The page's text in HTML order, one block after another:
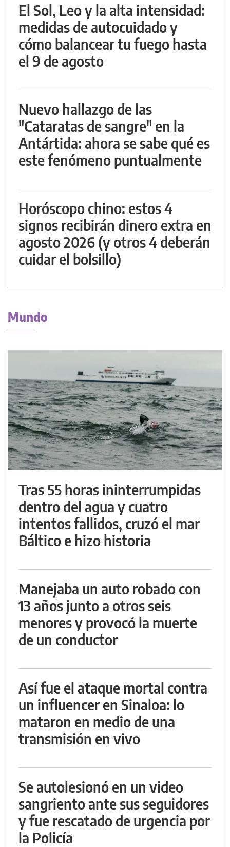
El Sol, Leo y la alta intensidad:
medidas de autocuidado y
cómo balancear tu fuego hasta
el 9 de agosto
Nuevo hallazgo de las
"Cataratas de sangre" en la
Antártida: ahora se sabe qué es
este fenómeno puntualmente
Horóscopo chino: estos 4
signos recibirán dinero extra en
agosto 2026 (y otros 4 deberán
cuidar el bolsillo)
Mundo
Tras 55 horas ininterrumpidas
dentro del agua y cuatro
intentos fallidos, cruzó el mar
Báltico e hizo historia
Manejaba un auto robado con
13 años junto a otros seis
menores y provocó la muerte
de un conductor
Así fue el ataque mortal contra
un influencer en Sinaloa: lo
mataron en medio de una
transmisión en vivo
Se autolesionó en un video
sangriento ante sus seguidores
y fue rescatado de urgencia por
la Policía